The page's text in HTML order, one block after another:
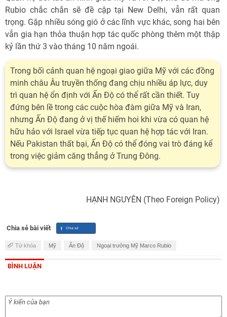
Rubio chắc chắn sẽ đề cập tại New Delhi, vẫn rất quan
trọng. Gặp nhiều sóng gió ở các lĩnh vực khác, song hai bên
vẫn gia hạn thỏa thuận hợp tác quốc phòng thêm một thập
kỷ lần thứ 3 vào tháng 10 năm ngoái.
Trong bối cảnh quan hệ ngoại giao giữa Mỹ với các đồng
minh châu Âu truyền thống đang chịu nhiều áp lực, duy
trì quan hệ ổn định với Ấn Độ có thể rất cần thiết. Tuy
đứng bên lề trong các cuộc hòa đàm giữa Mỹ và Iran,
nhưng Ấn Độ đang ở vị thế hiếm hoi khi vừa có quan hệ
hữu hảo với Israel vừa tiếp tục quan hệ hợp tác với Iran.
Nếu Pakistan thất bại, Ấn Độ có thể đóng vai trò đáng kể
trong việc giảm căng thẳng ở Trung Đông.
HẠNH NGUYÊN (Theo Foreign Policy)
Chia sẻ bài viết
Từ khóa Mỹ Ấn Độ Ngoại trưởng Mỹ Marco Rubio
BÌNH LUẬN